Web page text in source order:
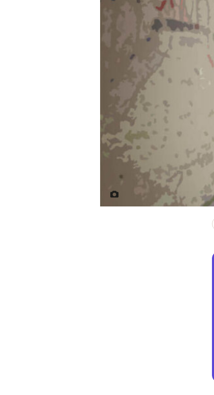
Fot. politicalcritique.org